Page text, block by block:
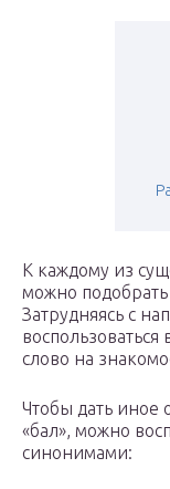
К каждому из
можно
Затрудняясь с
слово на
Чтобы дать иное
«бал», можно
синонимами: